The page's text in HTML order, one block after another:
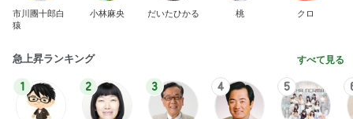
市川團十郎白
猿
小林麻央 だいたひかる 桃 クロ
急上昇ランキング すべて見る
1 2 3 4 5